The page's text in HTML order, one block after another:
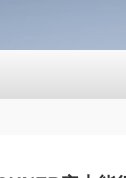
SMC真空压力开关的中文